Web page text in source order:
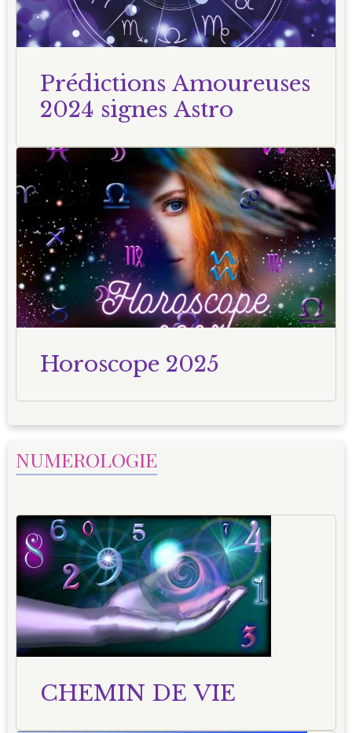
Prédictions Amoureuses
2024 signes Astro
Horoscope 2025
NUMEROLOGIE
CHEMIN DE VIE